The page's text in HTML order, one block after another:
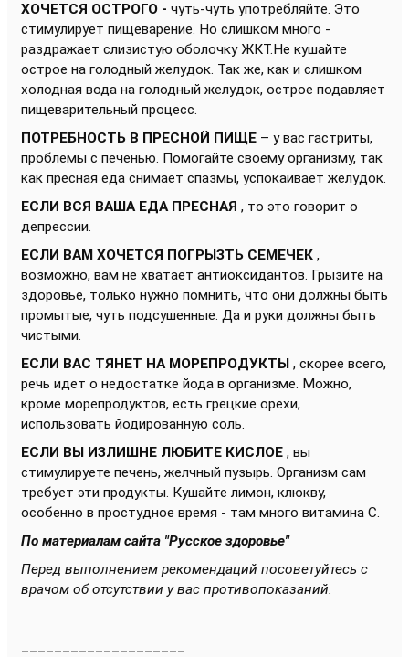
ХОЧЕТСЯ ОСТРОГО - чуть-чуть употребляйте. Это
стимулирует пищеварение. Но слишком много -
раздражает слизистую оболочку ЖКТ.Не кушайте
острое на голодный желудок. Так же, как и слишком
холодная вода на голодный желудок, острое подавляет
пищеварительный процесс.
ПОТРЕБНОСТЬ В ПРЕСНОЙ ПИЩЕ – у вас гастриты,
проблемы с печенью. Помогайте своему организму, так
как пресная еда снимает спазмы, успокаивает желудок.
ЕСЛИ ВСЯ ВАША ЕДА ПРЕСНАЯ , то это говорит о
депрессии.
ЕСЛИ ВАМ ХОЧЕТСЯ ПОГРЫЗТЬ СЕМЕЧЕК ,
возможно, вам не хватает антиоксидантов. Грызите на
здоровье, только нужно помнить, что они должны быть
промытые, чуть подсушенные. Да и руки должны быть
чистыми.
ЕСЛИ ВАС ТЯНЕТ НА МОРЕПРОДУКТЫ , скорее всего,
речь идет о недостатке йода в организме. Можно,
кроме морепродуктов, есть грецкие орехи,
использовать йодированную соль.
ЕСЛИ ВЫ ИЗЛИШНЕ ЛЮБИТЕ КИСЛОЕ , вы
стимулируете печень, желчный пузырь. Организм сам
требует эти продукты. Кушайте лимон, клюкву,
особенно в простудное время - там много витамина С.
По материалам сайта "Русское здоровье"
Перед выполнением рекомендаций посоветуйтесь с
врачом об отсутствии у вас противопоказаний.